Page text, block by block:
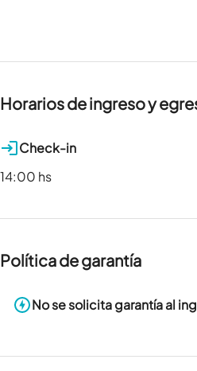
Horarios de ingreso y
Check-in
14:00 hs
Política de garantía
No se solicita garantía al